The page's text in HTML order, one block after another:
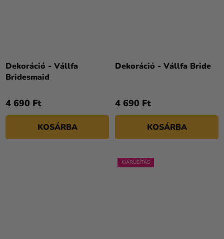
Dekoráció - Vállfa
Bridesmaid
4 690 Ft
KOSÁRBA
Dekoráció - Vállfa Bride
4 690 Ft
KOSÁRBA
KIÁRUSÍTÁS